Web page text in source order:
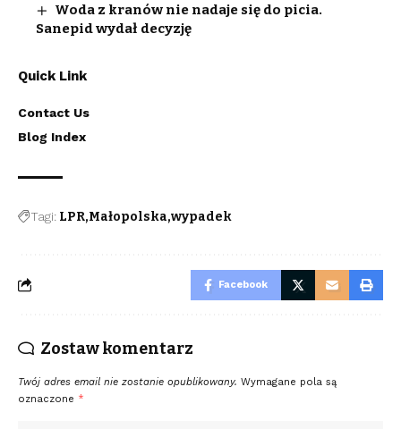
Woda z kranów nie nadaje się do picia.
Sanepid wydał decyzję
Quick Link
Contact Us
Blog Index
Tagi: LPR Małopolska wypadek
Facebook
Zostaw komentarz
Twój adres email nie zostanie opublikowany. Wymagane pola są
oznaczone *